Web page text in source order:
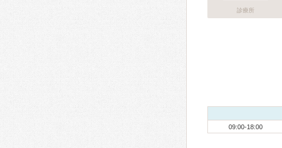
診療所
09:00-18:00